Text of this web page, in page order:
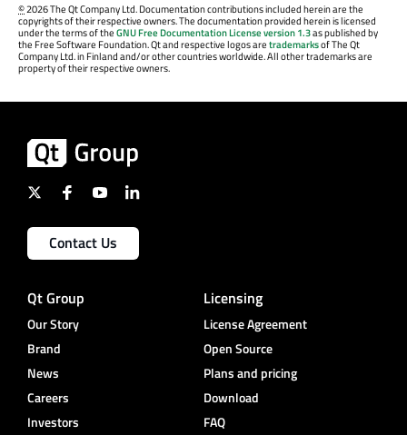
©2026 The Qt Company Ltd. Documentation contributions included herein are the
copyrights of their respective owners. The documentation provided herein is licensed
under the terms of theGNU Free Documentation License version 1.3as published by
the Free Software Foundation. Qt and respective logos aretrademarksof The Qt
Company Ltd. in Finland and/or other countries worldwide. All other trademarks are
property of their respective owners.
Contact Us
Qt Group
Our Story
Brand
News
Careers
Investors
Licensing
License Agreement
Open Source
Plans and pricing
Download
FAQ